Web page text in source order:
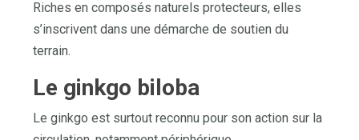
Riches en composés naturels protecteurs, elles
s’inscrivent dans une démarche de soutien du
terrain.
Le ginkgo biloba
Le ginkgo est surtout reconnu pour son action sur la